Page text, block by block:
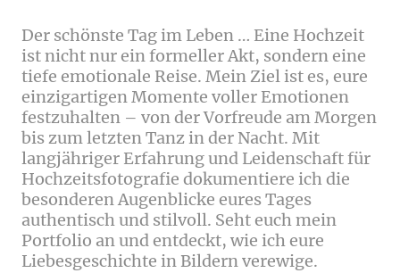
Der schönste Tag im Leben … Eine Hochzeit
ist nicht nur ein formeller Akt, sondern eine
tiefe emotionale Reise. Mein Ziel ist es, eure
einzigartigen Momente voller Emotionen
festzuhalten – von der Vorfreude am Morgen
bis zum letzten Tanz in der Nacht. Mit
langjähriger Erfahrung und Leidenschaft für
Hochzeitsfotografie dokumentiere ich die
besonderen Augenblicke eures Tages
authentisch und stilvoll. Seht euch mein
Portfolio an und entdeckt, wie ich eure
Liebesgeschichte in Bildern verewige.